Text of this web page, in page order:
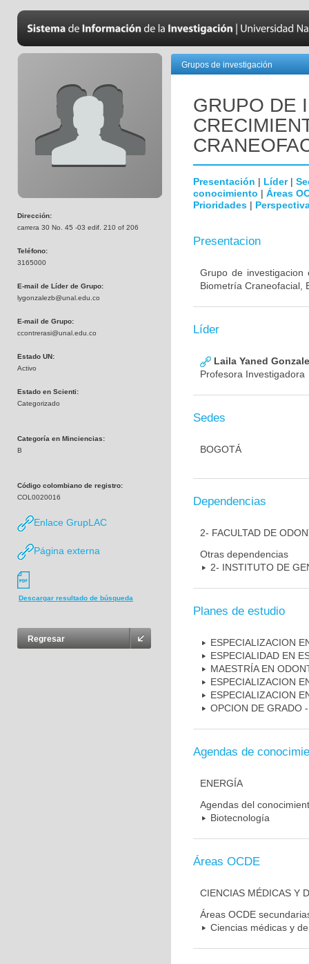
Dirección:
carrera 30 No. 45 -03 edif. 210 of 206
Teléfono:
3165000
E-mail de Líder de Grupo:
lygonzalezb@unal.edu.co
E-mail de Grupo:
ccontrerasi@unal.edu.co
Estado UN:
Activo
Estado en Scienti:
Categorizado
Categoría en Minciencias:
B
Código colombiano de registro:
COL0020016
Enlace GrupLAC
Página externa
Descargar resultado de búsqueda
Regresar
Grupos de investigación
GRUPO DE
Presentación | Líder|
conocimiento | Áreas
Prioridades |
Presentacion
Grupo de investigacion
Biometría Craneofacial,
Líder
Laila Yaned
Profesora Investigadora
Sedes
BOGOTÁ
Dependencias
2- FACULTAD DE
Otras dependencias
2- INSTITUTO DE
Planes de estudio
ESPECIALIZACION
ESPECIALIDAD EN
MAESTRÍA EN
ESPECIALIZACION
ESPECIALIZACION
OPCION DE GRADO
Agendas de
ENERGÍA
Agendas del
Biotecnología
Áreas OCDE
CIENCIAS MÉDICAS Y
Áreas OCDE
Ciencias médicas y